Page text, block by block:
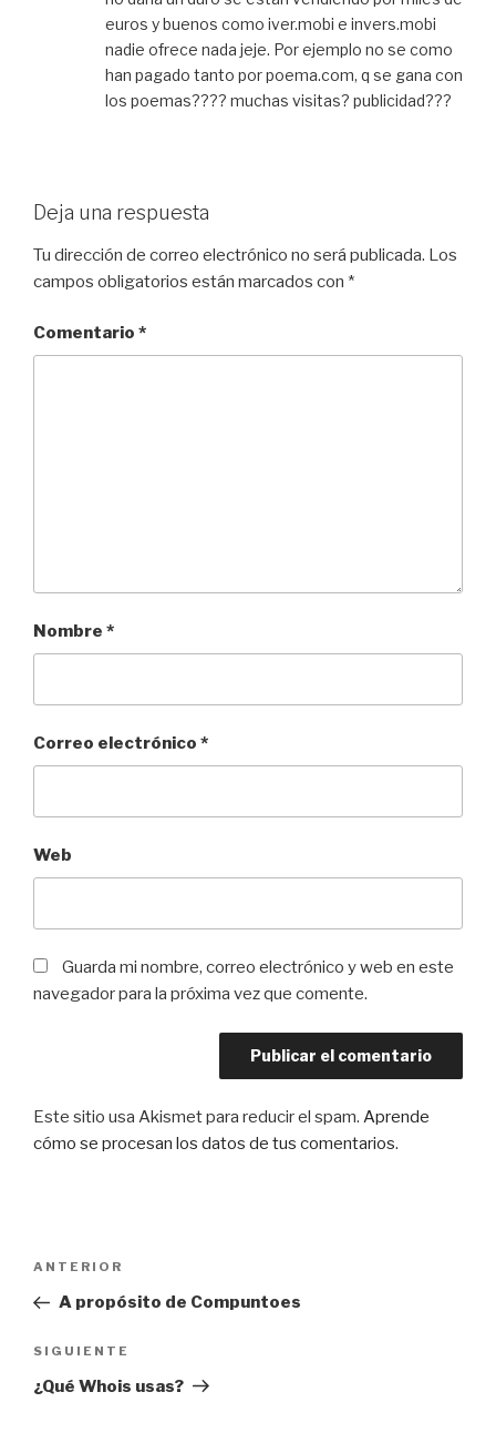
euros y buenos como iver.mobi e invers.mobi
nadie ofrece nada jeje. Por ejemplo no se como
han pagado tanto por poema.com, q se gana con
los poemas???? muchas visitas? publicidad???
Deja una respuesta
Tu dirección de correo electrónico no será publicada. Los
campos obligatorios están marcados con *
Comentario *
Nombre *
Correo electrónico *
Web
Guarda mi nombre, correo electrónico y web en este
navegador para la próxima vez que comente.
Este sitio usa Akismet para reducir el spam. Aprende
cómo se procesan los datos de tus comentarios.
entradas
Entrada
anterior:
ANTERIOR
A propósito de Compuntoes
Siguiente
entrada
SIGUIENTE
¿Qué Whois usas?